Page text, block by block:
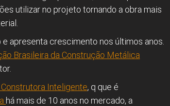
utilizar no projeto tornando a obra mais
apresenta crescimento nos últimos anos.
Brasileira da Construção Metálica
Inteligente, q que é
há mais de 10 anos no mercado, a